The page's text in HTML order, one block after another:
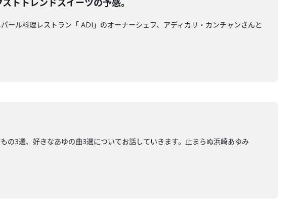
トトレンドスイーツの予感。
ル料理レストラン「 ADI」のオーナーシェフ、アディカリ・カンチャンさんと
の3選、好きなあゆの曲3選についてお話していきます。止まらぬ浜崎あゆみ